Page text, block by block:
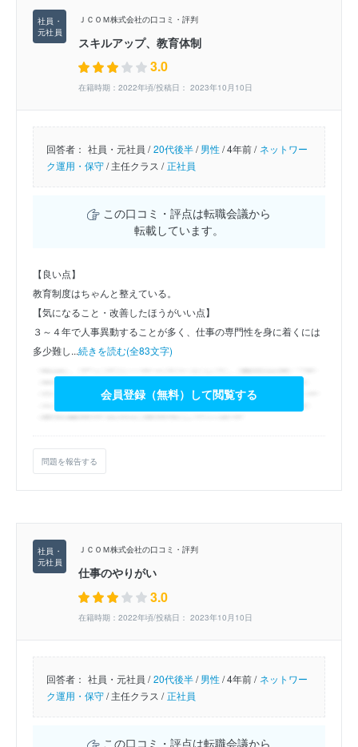
ＪＣＯＭ株式会社の口コミ・評判
スキルアップ、教育体制
3.0
在籍時期：2022年頃/投稿日： 2023年10月10日
回答者： 社員・元社員 / 20代後半/男性/4年前 / ネットワー
ク運用・保守/主任クラス / 正社員
この口コミ・評点は転職会議から
転載しています。
【良い点】
教育制度はちゃんと整えている。
【気になること・改善したほうがいい点】
３～４年で人事異動することが多く、仕事の専門性を身に着くには
多少難し...続きを読む(全83文字)
会員登録（無料）して閲覧する
問題を報告する
ＪＣＯＭ株式会社の口コミ・評判
仕事のやりがい
3.0
在籍時期：2022年頃/投稿日： 2023年10月10日
回答者： 社員・元社員 / 20代後半/男性/4年前 / ネットワー
ク運用・保守/主任クラス / 正社員
この口コミ・評点は転職会議から